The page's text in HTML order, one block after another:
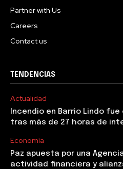
Partner with Us
Careers
Contact us
TENDENCIAS
Actualidad
Incendio en Barrio Lindo fue
tras más de 27 horas de
Economía
Paz apuesta por una
actividad financiera y